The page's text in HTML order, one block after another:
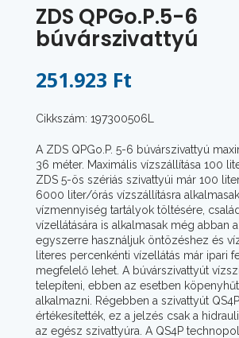
ZDS QPGo.P.5-6
búvárszivattyú
251.923 Ft
Cikkszám: 197300506L
A ZDS QPGo.P. 5-6 búvárszivattyú
36 méter. Maximális vízszállítása 100
ZDS 5-ös szériás szivattyúi már 100
6000 liter/órás vízszállításra
vízmennyiség tartályok töltésére,
vízellátására is alkalmasak még abban
egyszerre használjuk öntözéshez és
literes percenkénti vízellátás már ipari
megfelelő lehet. A búvárszivattyút
telepíteni, ebben az esetben
alkalmazni. Régebben a szivattyút
értékesítették, ez a jelzés csak a
az egész szivattyúra. A QS4P